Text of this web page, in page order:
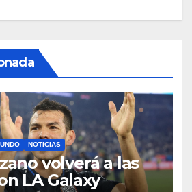
NOTICIAS
volverá a las
LA Galaxy